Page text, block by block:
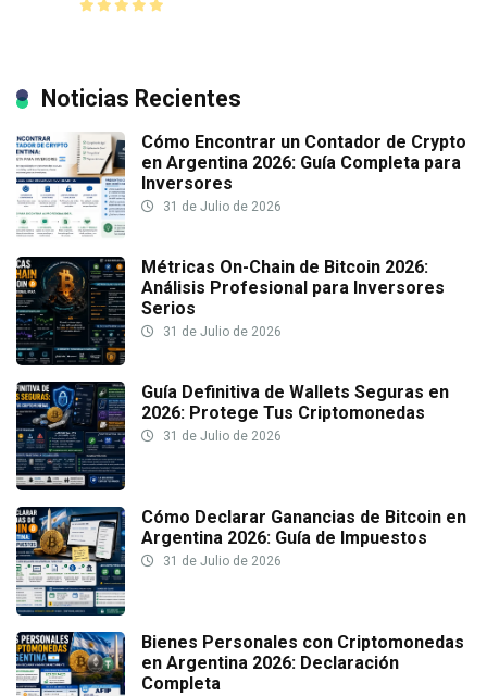
Noticias Recientes
Cómo Encontrar un Contador de Crypto
en Argentina 2026: Guía Completa para
Inversores
31 de Julio de 2026
Métricas On-Chain de Bitcoin 2026:
Análisis Profesional para Inversores
Serios
31 de Julio de 2026
Guía Definitiva de Wallets Seguras en
2026: Protege Tus Criptomonedas
31 de Julio de 2026
Cómo Declarar Ganancias de Bitcoin en
Argentina 2026: Guía de Impuestos
31 de Julio de 2026
Bienes Personales con Criptomonedas
en Argentina 2026: Declaración
Completa